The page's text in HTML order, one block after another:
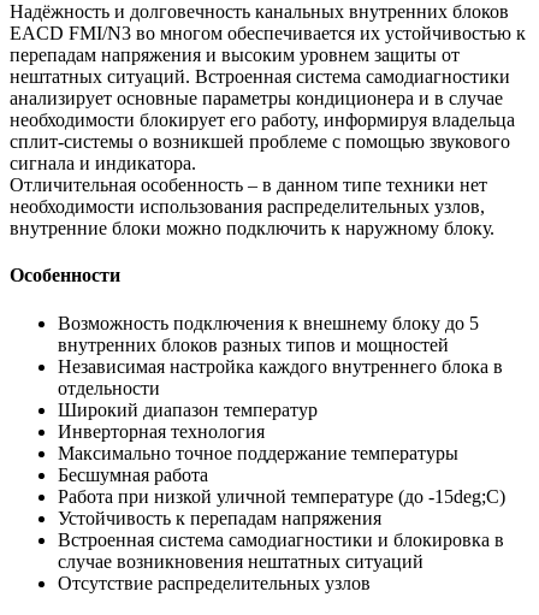
Надёжность и долговечность канальных внутренних блоков
EACD FMI/N3 во многом обеспечивается их устойчивостью к
перепадам напряжения и высоким уровнем защиты от
нештатных ситуаций. Встроенная система самодиагностики
анализирует основные параметры кондиционера и в случае
необходимости блокирует его работу, информируя владельца
сплит-системы о возникшей проблеме с помощью звукового
сигнала и индикатора.
Отличительная особенность – в данном типе техники нет
необходимости использования распределительных узлов,
внутренние блоки можно подключить к наружному блоку.
Особенности
Возможность подключения к внешнему блоку до 5
внутренних блоков разных типов и мощностей
Независимая настройка каждого внутреннего блока в
отдельности
Широкий диапазон температур
Инверторная технология
Максимально точное поддержание температуры
Бесшумная работа
Работа при низкой уличной температуре (до -15deg;С)
Устойчивость к перепадам напряжения
Встроенная система самодиагностики и блокировка в
случае возникновения нештатных ситуаций
Отсутствие распределительных узлов